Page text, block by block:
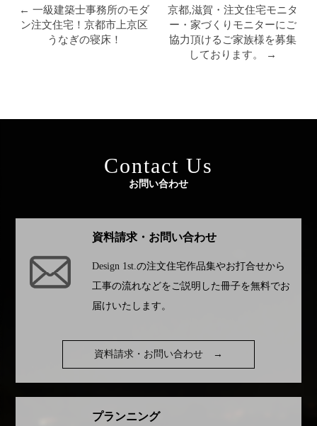
← 一級建築士事務所のモダ
ン注文住宅！京都市上京区
うなぎの寝床！
京都,滋賀・注文住宅モニタ
ー・家づくりモニターにご
協力頂けるご家族様を募集
しております。 →
Contact Us
お問い合わせ
資料請求・お問い合わせ
Design 1st.の注文住宅作品集やお打合せから
工事の流れなどをご説明した冊子を無料でお
届けいたします。
資料請求・お問い合わせ →
プランニング